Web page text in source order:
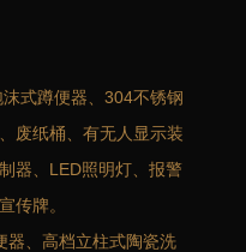
式蹲便器、304不锈钢
废纸桶、有无人显示装
器、LED照明灯、报警
传牌。
、高档立柱式陶瓷洗